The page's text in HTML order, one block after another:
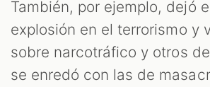
También, por ejemplo, dejó
explosión en el terrorismo y
sobre narcotráfico y otros
se enredó con las de